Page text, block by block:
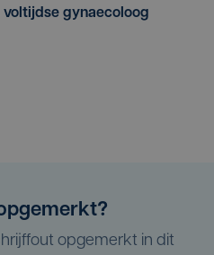
voltijdse gynaecoloog
opgemerkt in dit